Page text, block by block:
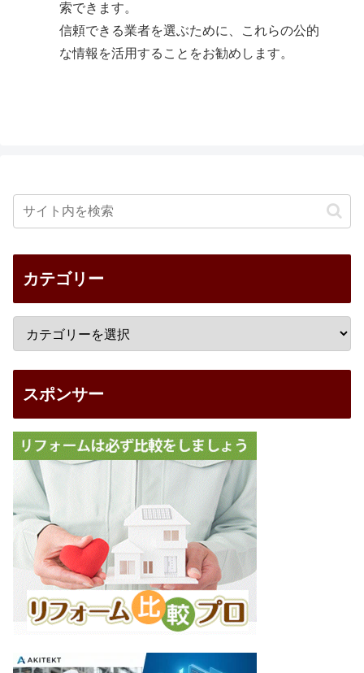
索できます。
信頼できる業者を選ぶために、これらの公的
な情報を活用することをお勧めします。
カテゴリー
スポンサー